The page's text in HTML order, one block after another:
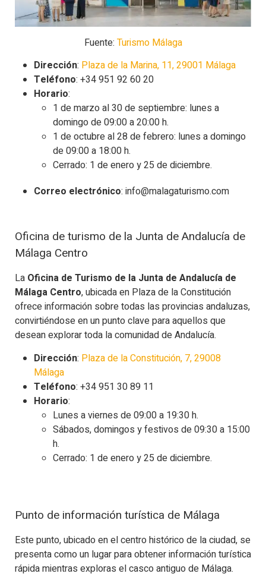
Fuente: Turismo Málaga
Dirección: Plaza de la Marina, 11, 29001 Málaga
Teléfono: +34 951 92 60 20
Horario:
1 de marzo al 30 de septiembre: lunes a
domingo de 09:00 a 20:00 h.
1 de octubre al 28 de febrero: lunes a domingo
de 09:00 a 18:00 h.
Cerrado: 1 de enero y 25 de diciembre.
Correo electrónico: info@malagaturismo.com
Oficina de turismo de la Junta de Andalucía de
Málaga Centro
La Oficina de Turismo de la Junta de Andalucía de
Málaga Centro, ubicada en Plaza de la Constitución
ofrece información sobre todas las provincias andaluzas,
convirtiéndose en un punto clave para aquellos que
desean explorar toda la comunidad de Andalucía.
Dirección: Plaza de la Constitución, 7, 29008
Málaga
Teléfono: +34 951 30 89 11
Horario:
Lunes a viernes de 09:00 a 19:30 h.
Sábados, domingos y festivos de 09:30 a 15:00
h.
Cerrado: 1 de enero y 25 de diciembre.
Punto de información turística de Málaga
Este punto, ubicado en el centro histórico de la ciudad, se
presenta como un lugar para obtener información turística
rápida mientras exploras el casco antiguo de Málaga.